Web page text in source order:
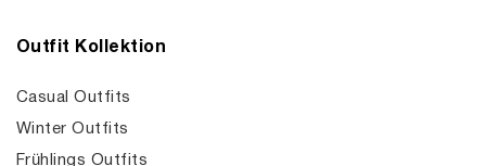
Outfit Kollektion
Casual Outfits
Winter Outfits
Frühlings Outfits